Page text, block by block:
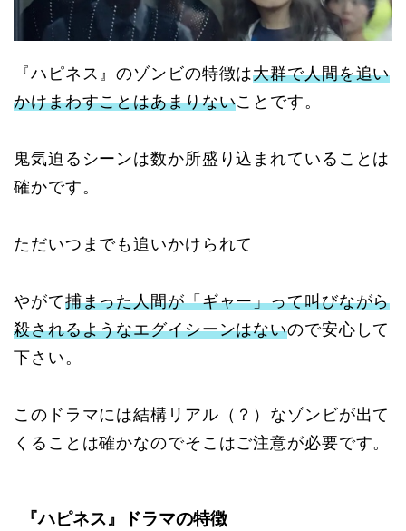
『ハピネス』のゾンビの特徴は大群で人間を追い
かけまわすことはあまりないことです。
鬼気迫るシーンは数か所盛り込まれていることは
確かです。
ただいつまでも追いかけられて
やがて捕まった人間が「ギャー」って叫びながら
殺されるようなエグイシーンはないので安心して
下さい。
このドラマには結構リアル（？）なゾンビが出て
くることは確かなのでそこはご注意が必要です。
『ハピネス』ドラマの特徴